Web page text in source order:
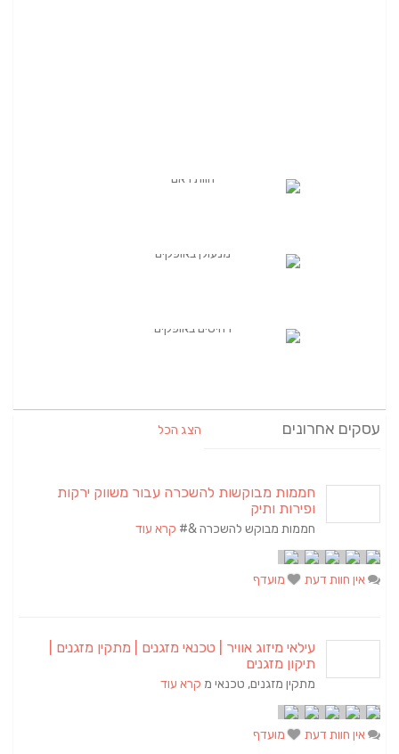
עסקים אחרונים הצג הכל
חממות מבוקשות להשכרה עבור משווק ירקות
ופירות ותיק
חממות מבוקש להשכרה &# קרא עוד
אין חוות דעת מועדף
עילאי מיזוג אוויר | טכנאי מזגנים | מתקין מזגנים |
תיקון מזגנים
מתקין מזגנים, טכנאי מ קרא עוד
אין חוות דעת מועדף